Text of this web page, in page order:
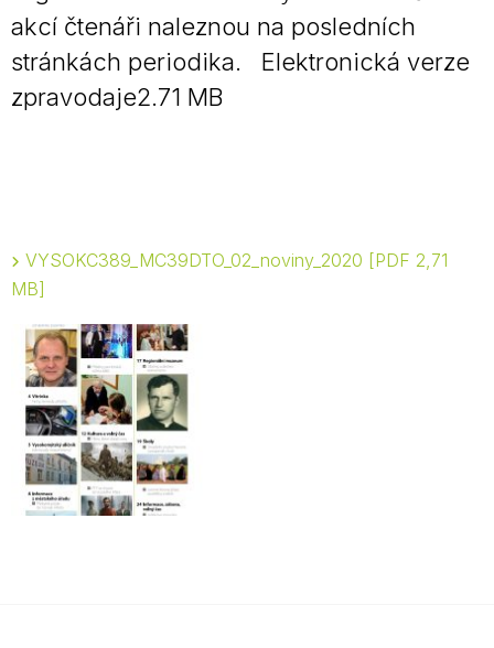
akcí čtenáři naleznou na posledních
stránkách periodika. Elektronická verze
zpravodaje2.71 MB
VYSOKC389_MC39DTO_02_noviny_2020
PDF 2,71
MB